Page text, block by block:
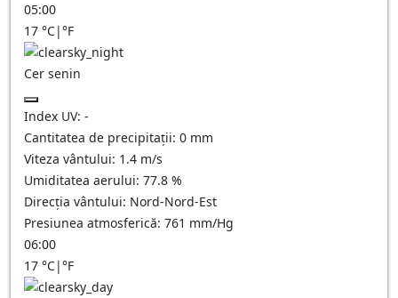
05:00
17 °C|°F
Cer senin
Index UV: -
Cantitatea de precipitații: 0 mm
Viteza vântului: 1.4 m/s
Umiditatea aerului: 77.8 %
Direcția vântului: Nord-Nord-Est
Presiunea atmosferică: 761 mm/Hg
06:00
17 °C|°F